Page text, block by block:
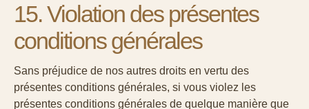
15. Violation des présentes
conditions générales
Sans préjudice de nos autres droits en vertu des
présentes conditions générales, si vous violez les
présentes conditions générales de quelque manière que